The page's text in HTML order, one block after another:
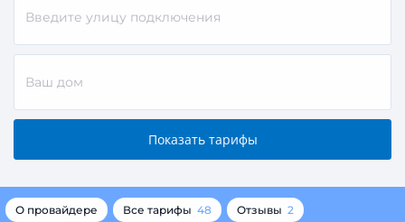
О провайдере Все тарифы 48 Отзывы 2